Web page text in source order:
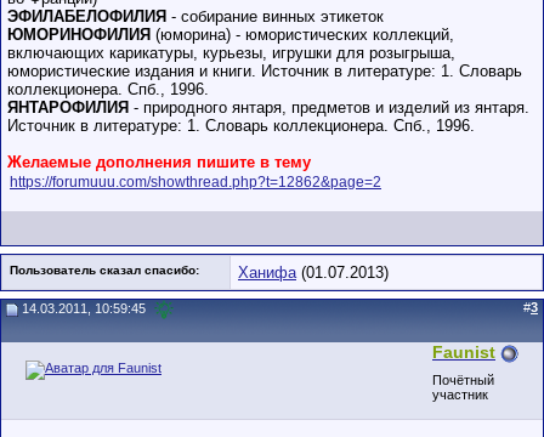
ЭФИЛАБЕЛОФИЛИЯ - собирание винных этикеток
ЮМОРИНОФИЛИЯ (юморина) - юмористических коллекций,
включающих карикатуры, курьезы, игрушки для розыгрыша,
юмористические издания и книги. Источник в литературе: 1. Словарь
коллекционера. Спб., 1996.
ЯНТАРОФИЛИЯ - природного янтаря, предметов и изделий из янтаря.
Источник в литературе: 1. Словарь коллекционера. Спб., 1996.
Желаемые дополнения пишите в тему
https://forumuuu.com/showthread.php?t=12862&page=2
Пользователь сказал cпасибо: Ханифа(01.07.2013)
14.03.2011, 10:59:45 #3
Faunist
Почётный
участник